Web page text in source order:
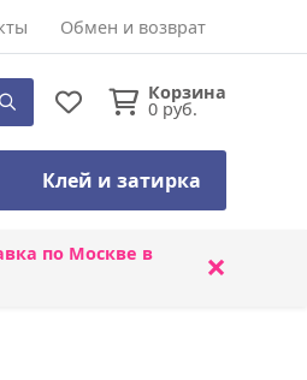
Обмен и возврат
Корзина
0 руб.
Клей и затирка
по Москве в
×